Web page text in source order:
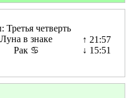
Луна в знаке
Рак ♋
↑ 21:57
↓ 15:51